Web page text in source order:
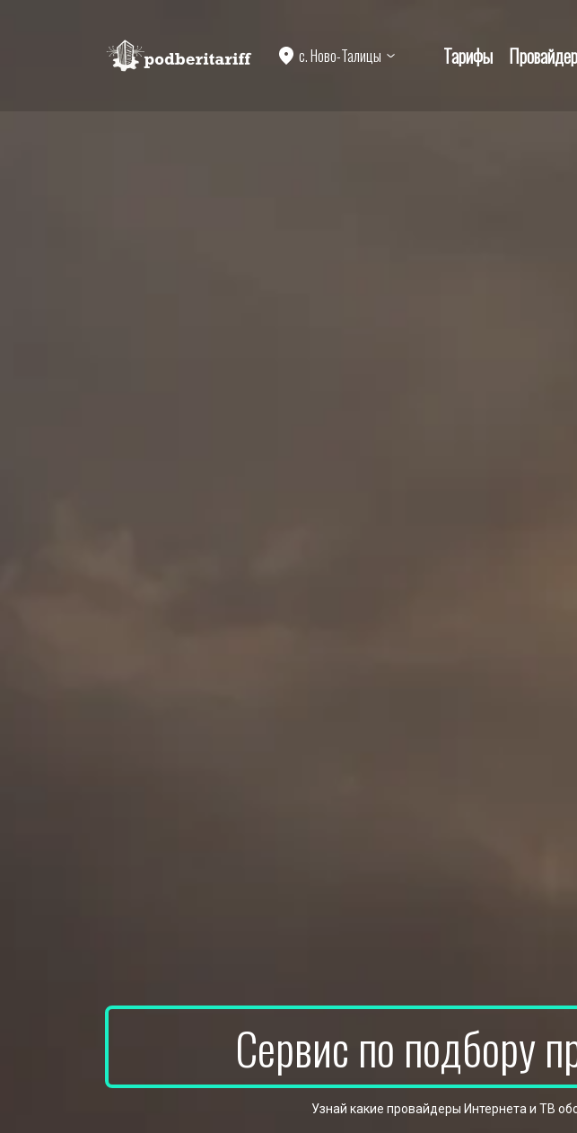
с. Ново-Талицы Тарифы
Сервис по подбору
Узнай какие провайдеры Интернета и ТВ